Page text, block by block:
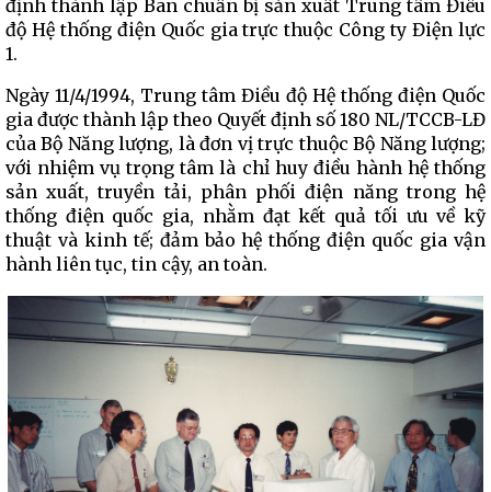
định thành lập Ban chuẩn bị sản xuất Trung tâm Điều
độ Hệ thống điện Quốc gia trực thuộc Công ty Điện lực
1.
Ngày 11/4/1994, Trung tâm Điều độ Hệ thống điện Quốc
gia được thành lập theo Quyết định số 180 NL/TCCB-LĐ
của Bộ Năng lượng, là đơn vị trực thuộc Bộ Năng lượng;
với nhiệm vụ trọng tâm là chỉ huy điều hành hệ thống
sản xuất, truyền tải, phân phối điện năng trong hệ
thống điện quốc gia, nhằm đạt kết quả tối ưu về kỹ
thuật và kinh tế; đảm bảo hệ thống điện quốc gia vận
hành liên tục, tin cậy, an toàn.